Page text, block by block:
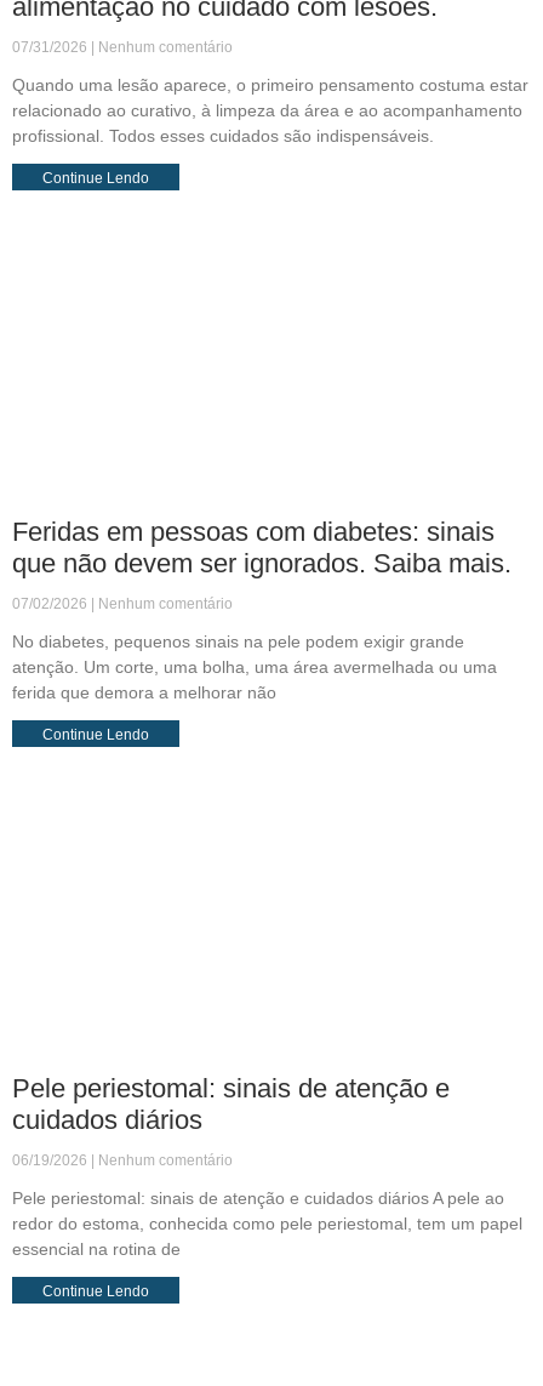
alimentação no cuidado com lesões.
07/31/2026 Nenhum comentário
Quando uma lesão aparece, o primeiro pensamento costuma estar
relacionado ao curativo, à limpeza da área e ao acompanhamento
profissional. Todos esses cuidados são indispensáveis.
Continue Lendo
Feridas em pessoas com diabetes: sinais
que não devem ser ignorados. Saiba mais.
07/02/2026 Nenhum comentário
No diabetes, pequenos sinais na pele podem exigir grande
atenção. Um corte, uma bolha, uma área avermelhada ou uma
ferida que demora a melhorar não
Continue Lendo
Pele periestomal: sinais de atenção e
cuidados diários
06/19/2026 Nenhum comentário
Pele periestomal: sinais de atenção e cuidados diários A pele ao
redor do estoma, conhecida como pele periestomal, tem um papel
essencial na rotina de
Continue Lendo